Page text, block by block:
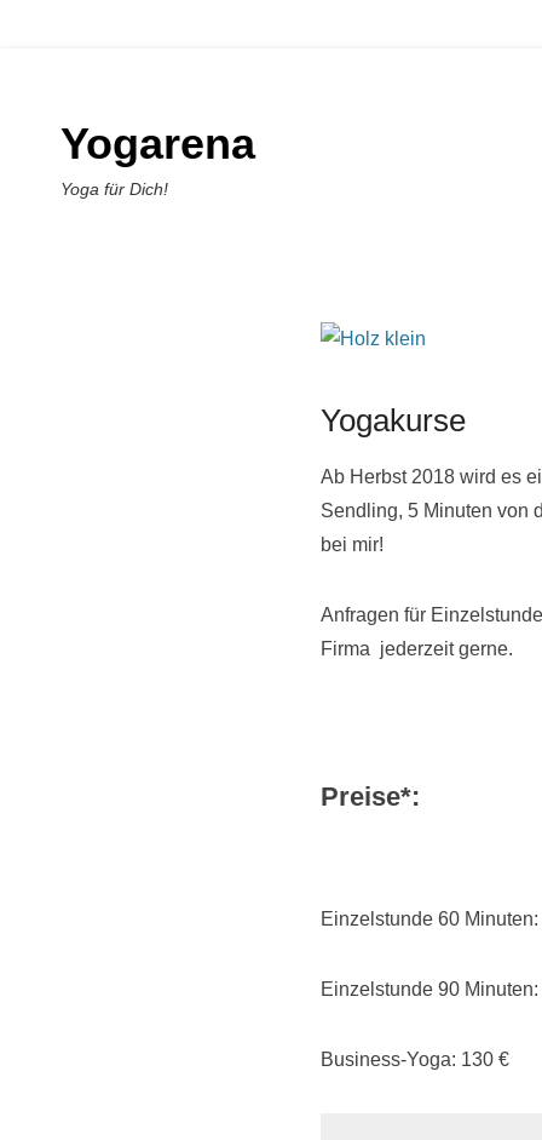
Yogarena
Yoga für Dich!
Yogakurse
Ab Herbst 2018 wird es
Sendling, 5 Minuten von
bei mir!
Anfragen für
Firma jederzeit gerne.
Preise*:
Einzelstunde 60
Einzelstunde 90
Business-Yoga: 130 €